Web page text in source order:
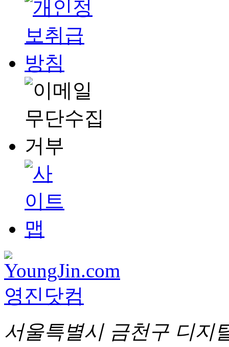
서울특별시 금천구 디지